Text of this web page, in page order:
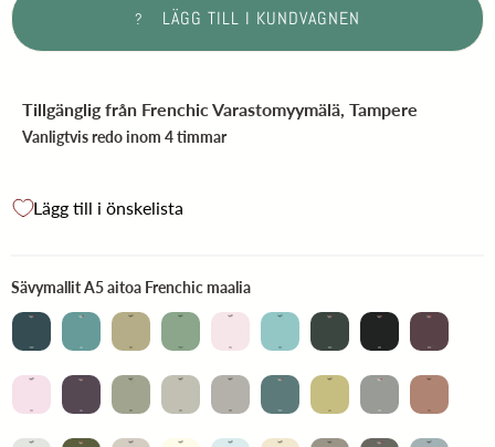
? LÄGG TILL I KUNDVAGNEN
Tillgänglig från Frenchic Varastomyymälä, Tampere
Vanligtvis redo inom 4 timmar
Lägg till i önskelista
Sävymallit A5 aitoa Frenchic maaliaSävymallit A5 aitoa Frenchic